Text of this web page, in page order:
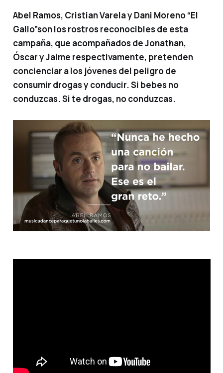
Abel Ramos, Cristian Varela y Dani Moreno“El
Gallo”son los rostros reconocibles de esta
campaña, que acompañados de Jonathan,
Óscar y Jaime respectivamente, pretenden
concienciar a los jóvenes del peligro de
consumir drogas y conducir. Si bebes no
conduzcas. Si te drogas, no conduzcas.